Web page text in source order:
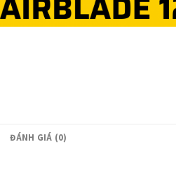
ĐÁNH GIÁ (0)